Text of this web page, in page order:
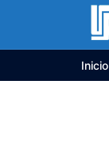
contenido
Inicio